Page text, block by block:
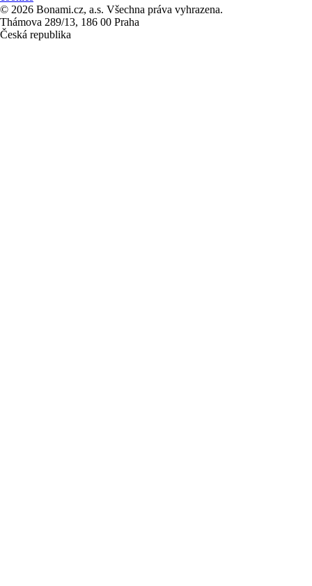
© 2026 Bonami.cz, a.s. Všechna práva vyhrazena.
Thámova 289/13, 186 00 Praha
Česká republika